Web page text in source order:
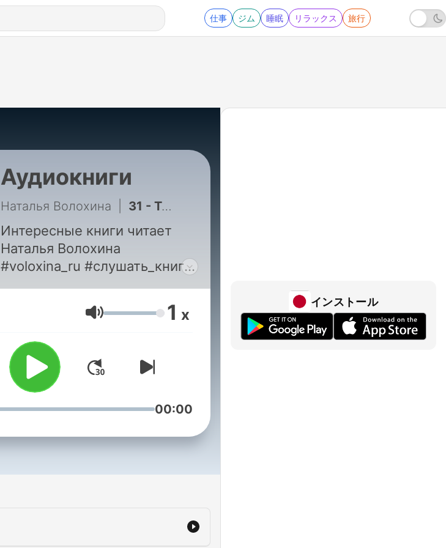
仕事 ジム 睡眠 リラックス 旅行
Аудиокниги
Наталья Волохина 31 - Таинственная история
Интересные книги читает
Наталья Волохина
#voloxina_ru #слушать_книги
#слушать_интересные_книги
#сказки_для_взрослых
#слушать_фэнтези
#слушать_интересные_истории
音量 1 x
00:00
インストール